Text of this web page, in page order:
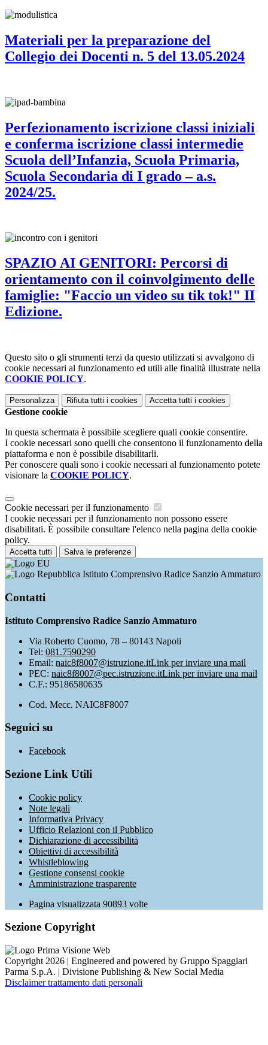
Materiali per la preparazione del
Collegio dei Docenti n. 5 del 13.05.2024
Perfezionamento iscrizione classi iniziali
e conferma iscrizione classi intermedie
Scuola dell’Infanzia, Scuola Primaria,
Scuola Secondaria di I grado – a.s.
2024/25.
SPAZIO AI GENITORI: Percorsi di
orientamento con il coinvolgimento delle
famiglie: "Faccio un video su tik tok!" II
Edizione.
Questo sito o gli strumenti terzi da questo utilizzati si avvalgono di
cookie necessari al funzionamento ed utili alle finalità illustrate nella
COOKIE POLICY.
Personalizza Rifiuta tutti i cookies Accetta tutti i cookies
Gestione cookie
In questa schermata è possibile scegliere quali cookie consentire.
I cookie necessari sono quelli che consentono il funzionamento della
piattaforma e non è possibile disabilitarli.
Per conoscere quali sono i cookie necessari al funzionamento potete
visionare la COOKIE POLICY.
Cookie necessari per il funzionamento
I cookie necessari per il funzionamento non possono essere
disabilitati. È possibile consultare l'elenco nella pagina della cookie
policy.
Accetta tutti Salva le preferenze
Istituto Comprensivo Radice Sanzio Ammaturo
Contatti
Istituto Comprensivo Radice Sanzio Ammaturo
Via Roberto Cuomo, 78 – 80143 Napoli
Tel: 081.7590290
Email: naic8f8007@istruzione.itLink per inviare una mail
PEC: naic8f8007@pec.istruzione.itLink per inviare una mail
C.F.: 95186580635
Cod. Mecc. NAIC8F8007
Seguici su
Facebook
Sezione Link Utili
Cookie policy
Note legali
Informativa Privacy
Ufficio Relazioni con il Pubblico
Dichiarazione di accessibilità
Obiettivi di accessibilità
Whistleblowing
Gestione consensi cookie
Amministrazione trasparente
Pagina visualizzata 90893 volte
Sezione Copyright
Copyright 2026 | Engineered and powered by Gruppo Spaggiari
Parma S.p.A. | Divisione Publishing & New Social Media
Disclaimer trattamento dati personali